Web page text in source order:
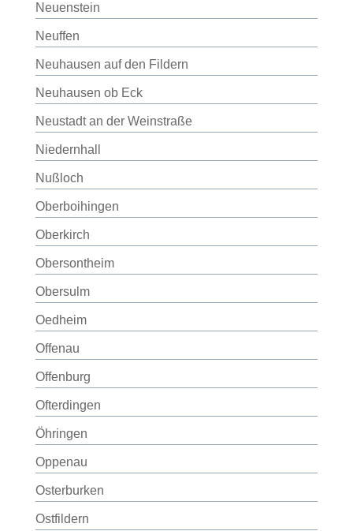
Neuenstein
Neuffen
Neuhausen auf den Fildern
Neuhausen ob Eck
Neustadt an der Weinstraße
Niedernhall
Nußloch
Oberboihingen
Oberkirch
Obersontheim
Obersulm
Oedheim
Offenau
Offenburg
Ofterdingen
Öhringen
Oppenau
Osterburken
Ostfildern